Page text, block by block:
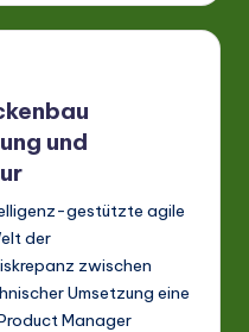
und
gestützte agile
der
zwischen
Umsetzung eine
Manager